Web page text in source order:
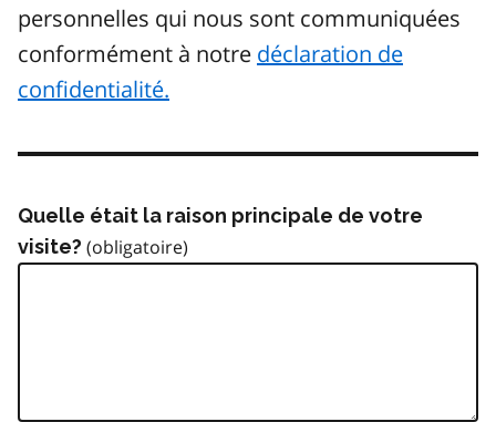
personnelles qui nous sont communiquées
conformément à notre déclaration de
confidentialité.
Quelle était la raison principale de votre
visite?